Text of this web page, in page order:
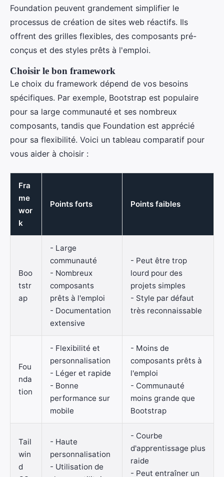
Foundation peuvent grandement simplifier le
processus de création de sites web réactifs. Ils
offrent des grilles flexibles, des composants pré-
conçus et des styles prêts à l'emploi.
Choisir le bon framework
Le choix du framework dépend de vos besoins
spécifiques. Par exemple, Bootstrap est populaire
pour sa large communauté et ses nombreux
composants, tandis que Foundation est apprécié
pour sa flexibilité. Voici un tableau comparatif pour
vous aider à choisir :
Fra
me
wor
k
Points forts Points faibles
Boo
tstr
ap
- Large
communauté
- Nombreux
composants
prêts à l'emploi
- Documentation
extensive
- Peut être trop
lourd pour des
projets simples
- Style par défaut
très reconnaissable
Fou
nda
tion
- Flexibilité et
personnalisation
- Léger et rapide
- Bonne
performance sur
mobile
- Moins de
composants prêts à
l'emploi
- Communauté
moins grande que
Bootstrap
Tail
win
d
- Haute
personnalisation
- Utilisation de
- Courbe
d'apprentissage plus
raide
- Peut entraîner un